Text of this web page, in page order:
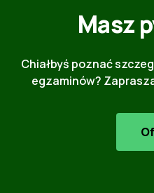
Masz
Chiałbyś poznać
egzaminów?